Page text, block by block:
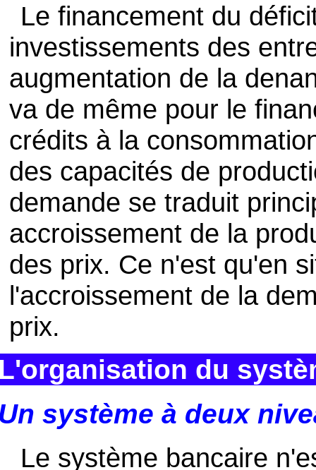
Le financement du
investissements des
augmentation de la
va de même pour le
crédits à la
des capacités de
demande se traduit
accroissement de la
des prix. Ce n'est qu'en
l'accroissement de la
prix.
du
système à deux
Le système bancaire